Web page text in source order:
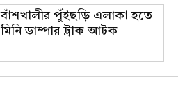
বাঁশখালীর পুঁইছড়ি এলাকা হতে
মিনি ডাম্পার ট্রাক আটক